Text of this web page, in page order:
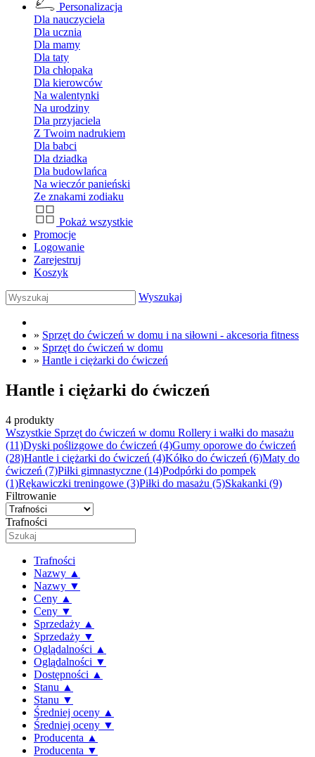
Personalizacja
Dla nauczyciela
Dla ucznia
Dla mamy
Dla taty
Dla chłopaka
Dla kierowców
Na walentynki
Na urodziny
Dla przyjaciela
Z Twoim nadrukiem
Dla babci
Dla dziadka
Dla budowlańca
Na wieczór panieński
Ze znakami zodiaku
Pokaż wszystkie
Promocje
Logowanie
Zarejestruj
Koszyk
Wyszukaj
» Sprzęt do ćwiczeń w domu i na siłowni - akcesoria fitness
» Sprzęt do ćwiczeń w domu
» Hantle i ciężarki do ćwiczeń
Hantle i ciężarki do ćwiczeń
4 produkty
Wszystkie Sprzęt do ćwiczeń w domu Rollery i wałki do masażu
(11)Dyski poślizgowe do ćwiczeń (4)Gumy oporowe do ćwiczeń
(28)Hantle i ciężarki do ćwiczeń (4)Kółko do ćwiczeń (6)Maty do
ćwiczeń (7)Piłki gimnastyczne (14)Podpórki do pompek
(1)Rękawiczki treningowe (3)Piłki do masażu (5)Skakanki (9)
Filtrowanie
Trafności
Trafności
Nazwy ▲
Nazwy ▼
Ceny ▲
Ceny ▼
Sprzedaży ▲
Sprzedaży ▼
Oglądalności ▲
Oglądalności ▼
Dostępności ▲
Stanu ▲
Stanu ▼
Średniej oceny ▲
Średniej oceny ▼
Producenta ▲
Producenta ▼